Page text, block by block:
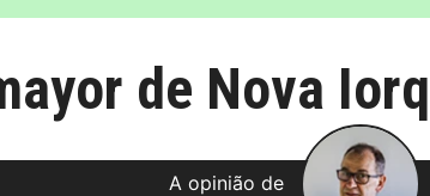
de Nova
A opinião de